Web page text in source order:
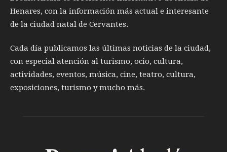
Henares, con la información más actual e interesante
de la ciudad natal de Cervantes.
Cada día publicamos las últimas noticias de la ciudad,
con especial atención al turismo, ocio, cultura,
actividades, eventos, música, cine, teatro, cultura,
exposiciones, turismo y mucho más.